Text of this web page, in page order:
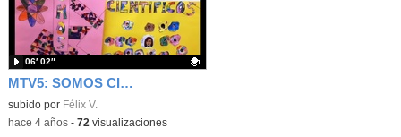
MTV5: SOMOS CIENTÍFICOS: MENSAJES OCULTOS_2 DIC.
Contenido educativo.
subido por Félix V.
06′ 02″
-hace 4 años- 72 visualizaciones